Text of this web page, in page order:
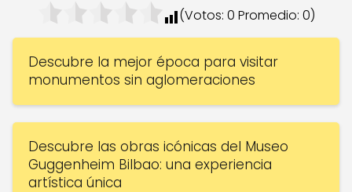
(Votos: 0 Promedio: 0)
Descubre la mejor época para visitar
monumentos sin aglomeraciones
Descubre las obras icónicas del Museo
Guggenheim Bilbao: una experiencia
artística única